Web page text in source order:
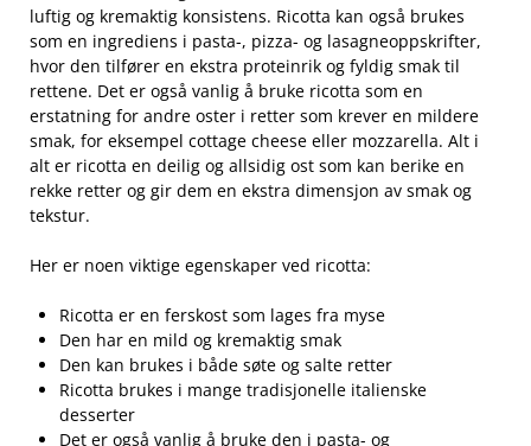
luftig og kremaktig konsistens. Ricotta kan ⁢også brukes
som⁣ en ingrediens i⁣ pasta-, pizza- og lasagneoppskrifter,
hvor den tilfører en ekstra proteinrik og fyldig smak til
⁤rettene.​ Det er også vanlig å bruke ricotta ⁣som en
erstatning for andre oster i retter som krever en mildere
smak, for eksempel cottage cheese eller mozzarella. Alt i
alt er ricotta en deilig og allsidig ost som kan berike en⁤
rekke retter og gir dem⁤ en ekstra dimensjon av smak og
tekstur.
Her er noen viktige egenskaper ved ricotta:
Ricotta er ⁣en ferskost som lages fra myse
Den har ‍en ⁢mild ​og kremaktig ⁣smak
Den kan brukes i både søte og salte retter
Ricotta brukes i mange tradisjonelle italienske
desserter
Det er ‌også vanlig å bruke den i pasta- og⁤